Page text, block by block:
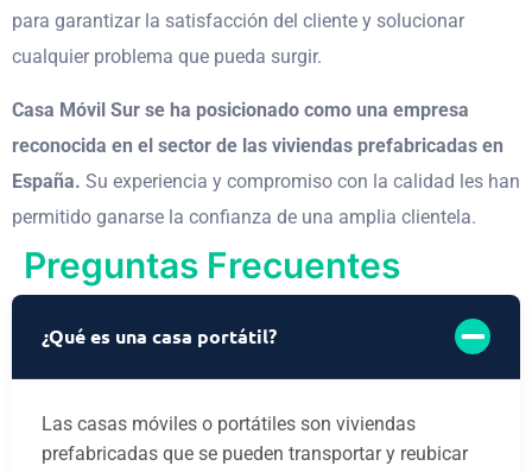
para garantizar la satisfacción del cliente y solucionar
cualquier problema que pueda surgir.
Casa Móvil Sur se ha posicionado como una empresa
reconocida en el sector de las viviendas prefabricadas en
España. Su experiencia y compromiso con la calidad les han
permitido ganarse la confianza de una amplia clientela.
Preguntas Frecuentes
¿Qué es una casa portátil?
Las casas móviles o portátiles son viviendas
prefabricadas que se pueden transportar y reubicar